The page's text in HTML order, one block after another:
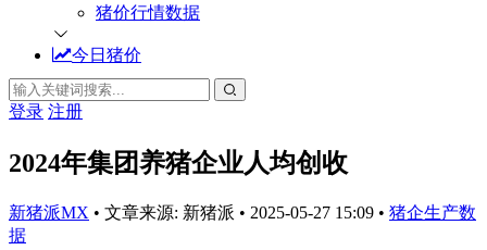
猪价行情数据
今日猪价
登录 注册
2024年集团养猪企业人均创收
新猪派MX • 文章来源: 新猪派 • 2025-05-27 15:09 • 猪企生产数
据